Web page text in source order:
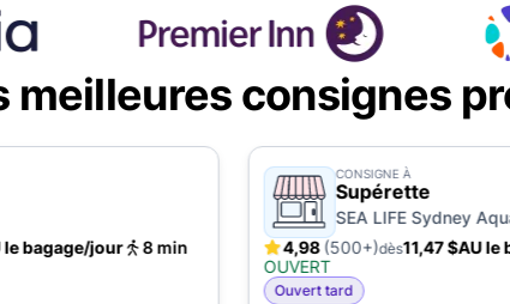
meilleures consignes
le bagage/jour
8 min
CONSIGNE À
Supérette
SEA LIFE Sydney
4,98(500+)dès11,47 $AU
OUVERT
Ouvert tard